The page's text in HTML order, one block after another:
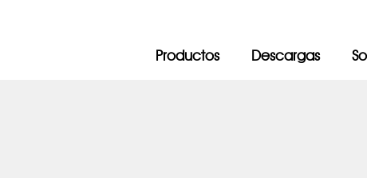
Productos Descargas